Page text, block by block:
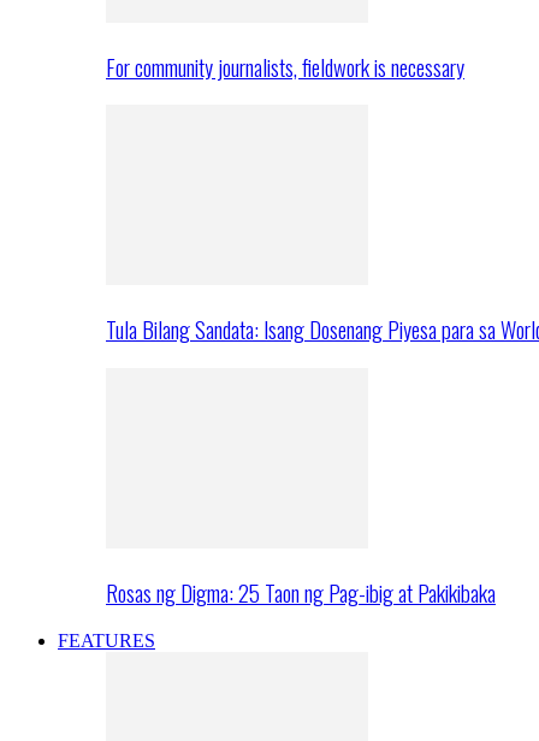
For community journalists, fieldwork is necessary
Tula Bilang Sandata: Isang Dosenang Piyesa para sa
Rosas ng Digma: 25 Taon ng Pag-ibig at Pakikibaka
FEATURES